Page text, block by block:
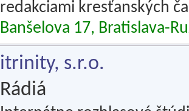
redakciami kresťanských
Banšelova 17, Bratislava-
itrinity, s.r.o.
Rádiá